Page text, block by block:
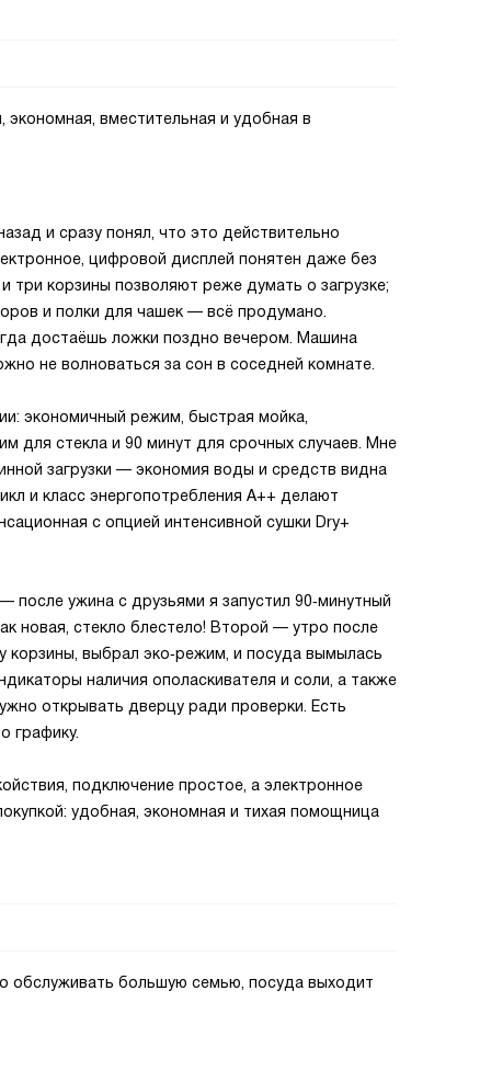
вместительная и удобная в
и сразу понял, что это действительно
цифровой дисплей понятен даже без
три корзины позволяют реже думать о загрузке;
и полки для чашек — всё продумано.
достаёшь ложки поздно вечером. Машина
не волноваться за сон в соседней комнате.
экономичный режим, быстрая мойка,
для стекла и 90 минут для срочных случаев. Мне
загрузки — экономия воды и средств видна
и класс энергопотребления A++ делают
с опцией интенсивной сушки Dry+
ужина с друзьями я запустил 90‑минутный
новая, стекло блестело! Второй — утро после
корзины, выбрал эко‑режим, и посуда вымылась
наличия ополаскивателя и соли, а также
открывать дверцу ради проверки. Есть
графику.
подключение простое, а электронное
удобная, экономная и тихая помощница
обслуживать большую семью, посуда выходит